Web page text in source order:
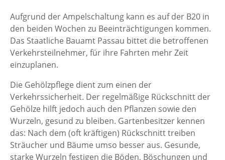
Aufgrund der Ampelschaltung kann es auf der B20 in
den beiden Wochen zu Beeinträchtigungen kommen.
Das Staatliche Bauamt Passau bittet die betroffenen
Verkehrsteilnehmer, für ihre Fahrten mehr Zeit
einzuplanen.
Die Gehölzpflege dient zum einen der
Verkehrssicherheit. Der regelmäßige Rückschnitt der
Gehölze hilft jedoch auch den Pflanzen sowie den
Wurzeln, gesund zu bleiben. Gartenbesitzer kennen
das: Nach dem (oft kräftigen) Rückschnitt treiben
Sträucher und Bäume umso besser aus. Gesunde,
starke Wurzeln festigen die Böden, Böschungen und